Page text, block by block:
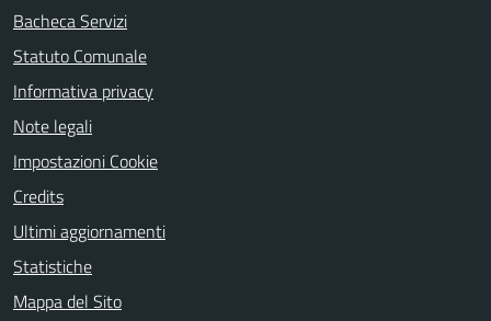
Bacheca Servizi
Statuto Comunale
Informativa privacy
Note legali
Impostazioni Cookie
Credits
Ultimi aggiornamenti
Statistiche
Mappa del Sito